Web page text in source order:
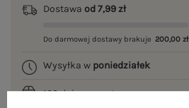
Dostawa od 7,99 zł
Do darmowej dostawy brakuje 200,00 zł
Wysyłka w poniedziałek
100 dni na zwrot